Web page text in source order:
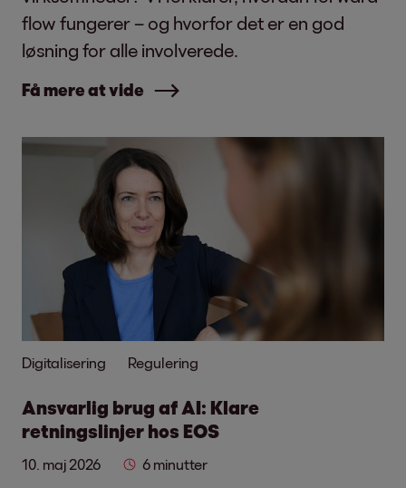
flow fungerer – og hvorfor det er en god
løsning for alle involverede.
Få mere at vide
Digitalisering Regulering
Ansvarlig brug af AI: Klare
retningslinjer hos EOS
10. maj 2026 6 minutter